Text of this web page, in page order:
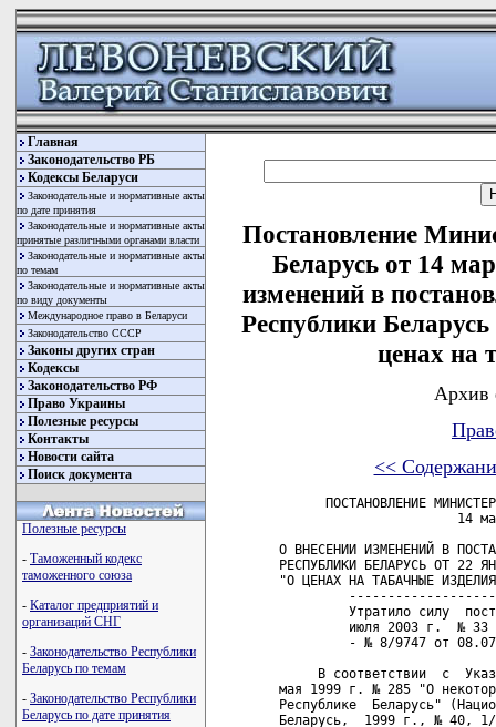
Главная
Законодательство РБ
Кодексы Беларуси
Законодательные и нормативные акты
по дате принятия
Законодательные и нормативные акты
принятые различными органами власти
Законодательные и нормативные акты
по темам
Законодательные и нормативные акты
по виду документы
Международное право в Беларуси
Законодательство СССР
Законы других стран
Кодексы
Законодательство РФ
Право Украины
Полезные ресурсы
Контакты
Новости сайта
Поиск документа
Полезные ресурсы
- Таможенный кодекс
таможенного союза
- Каталог предприятий и
организаций СНГ
- Законодательство Республики
Беларусь по темам
- Законодательство Республики
Беларусь по дате принятия
Постановление
Беларусь от 14
изменений в
Республики
ценах на
Архив
<<
ПОСТАНОВЛЕНИЕ
14
О ВНЕСЕНИИ ИЗМЕНЕНИЙ В
РЕСПУБЛИКИ БЕЛАРУСЬ ОТ 22
"О ЦЕНАХ НА ТАБАЧНЫЕ
Утратило силу
июля 2003 г.  № 33
- № 8/9747 от
В соответствии  с
мая 1999 г. № 285 "О
Республике  Беларусь"
Беларусь,  1999 г., № 40,